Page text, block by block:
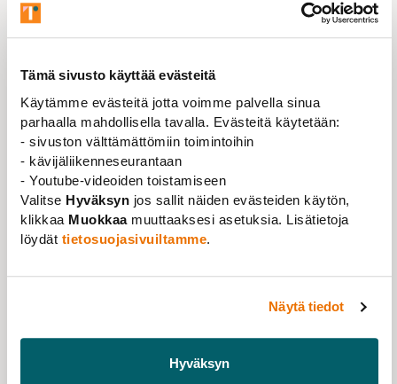
Tämä sivusto käyttää evästeitä
Käytämme evästeitä jotta voimme palvella sinua
parhaalla mahdollisella tavalla. Evästeitä käytetään:
- sivuston välttämättömiin toimintoihin
- kävijäliikenneseurantaan
- Youtube-videoiden toistamiseen
Valitse Hyväksyn jos sallit näiden evästeiden käytön,
klikkaa Muokkaamuuttaaksesi asetuksia. Lisätietoja
löydät tietosuojasivuiltamme.
Näytä tiedot
Hyväksyn
Melan, Tieteentekijöiden ja Taiteen
Voit seurata pääluentoa myös verkon
kautta striimattunatästä linkistä. Striimiin
ei tarvitse ilmoittautua ennakkooon.
Päivien toteutuksessa on huomioitu viranomaisten
hygieniasuositukset. Tilaisuudessa on käytössä
koronapassi.
sekä Turun Caribiassa, Kongressikuja 1.